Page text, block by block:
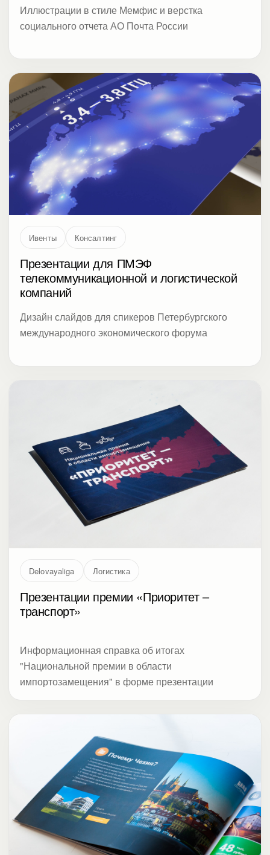
Иллюстрации в стиле Мемфис и верстка
социального отчета АО Почта России
Ивенты Консалтинг
Презентации для ПМЭФ
телекоммуникационной и логистической
компаний
Дизайн слайдов для спикеров Петербургского
международного экономического форума
Delovayaliga Логистика
Презентации премии «Приоритет –
транспорт»
Информационная справка об итогах
"Национальной премии в области
импортозамещения" в форме презентации